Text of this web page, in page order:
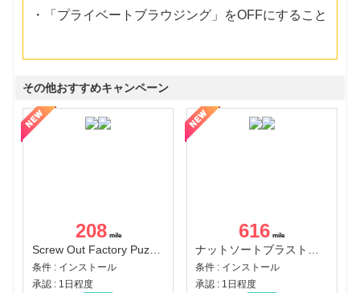
・「プライベートブラウジング」をOFFにすること
その他おすすめキャンペーン
208
Screw Out Factory Puzzle 3D（経験値バーのマイルストーンを5にする（ユーザーレベル5に到達する））（Android）
条件 : インストール
承認 : 1日程度
616
ナットソートブラスト：カラーパズル（チャレンジ11完了）（Android）
条件 : インストール
承認 : 1日程度